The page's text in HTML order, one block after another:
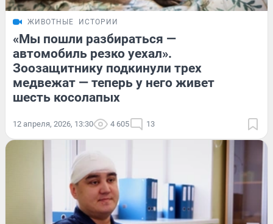
ЖИВОТНЫЕ ИСТОРИИ
«Мы пошли разбираться —
автомобиль резко уехал».
Зоозащитнику подкинули трех
медвежат — теперь у него живет
шесть косолапых
12 апреля, 2026, 13:30 4 605 13